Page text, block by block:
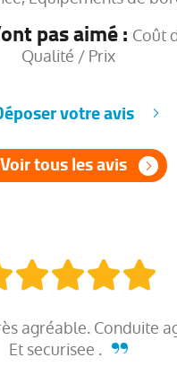
pas aimé : Coût
Qualité / Prix
votre avis
Voir tous les avis
agréable. Conduite
Et securisee .